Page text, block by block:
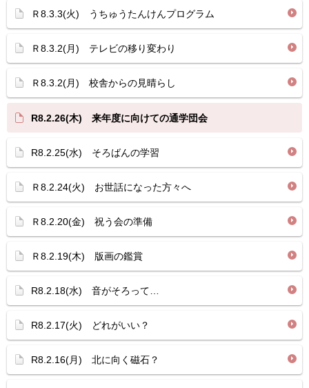
Ｒ8.3.3(火) うちゅうたんけんプログラム
Ｒ8.3.2(月) テレビの移り変わり
Ｒ8.3.2(月) 校舎からの見晴らし
R8.2.26(木) 来年度に向けての通学団会
R8.2.25(水) そろばんの学習
Ｒ8.2.24(火) お世話になった方々へ
Ｒ8.2.20(金) 祝う会の準備
Ｒ8.2.19(木) 版画の鑑賞
R8.2.18(水) 音がそろって…
R8.2.17(火) どれがいい？
R8.2.16(月) 北に向く磁石？